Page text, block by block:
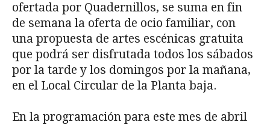
ofertada por Quadernillos, se suma en fin
de semana la oferta de ocio familiar, con
una propuesta de artes escénicas gratuita
que podrá ser disfrutada todos los sábados
por la tarde y los domingos por la mañana,
en el Local Circular de la Planta baja.
En la programación para este mes de abril